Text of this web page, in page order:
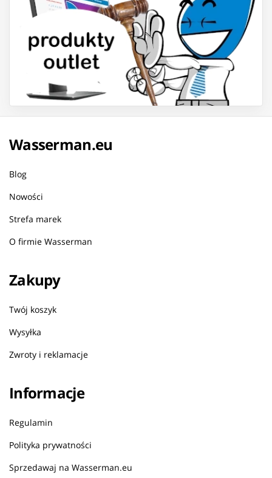
Wasserman.eu
Blog
Nowości
Strefa marek
O firmie Wasserman
Zakupy
Twój koszyk
Wysyłka
Zwroty i reklamacje
Informacje
Regulamin
Polityka prywatności
Sprzedawaj na Wasserman.eu